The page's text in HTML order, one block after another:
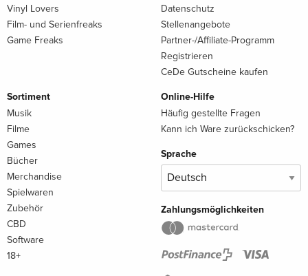
Vinyl Lovers
Film- und Serienfreaks
Game Freaks
Datenschutz
Stellenangebote
Partner-/Affiliate-Programm
Registrieren
CeDe Gutscheine kaufen
Sortiment
Musik
Filme
Games
Bücher
Merchandise
Spielwaren
Zubehör
CBD
Software
18+
Online-Hilfe
Häufig gestellte Fragen
Kann ich Ware zurückschicken?
Sprache
Zahlungsmöglichkeiten